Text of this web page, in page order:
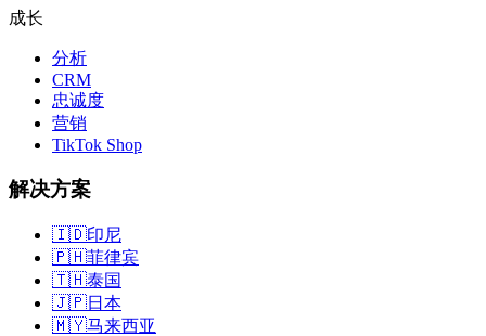
成长
分析
CRM
忠诚度
营销
TikTok Shop
解决方案
🇮🇩印尼
🇵🇭菲律宾
🇹🇭泰国
🇯🇵日本
🇲🇾马来西亚